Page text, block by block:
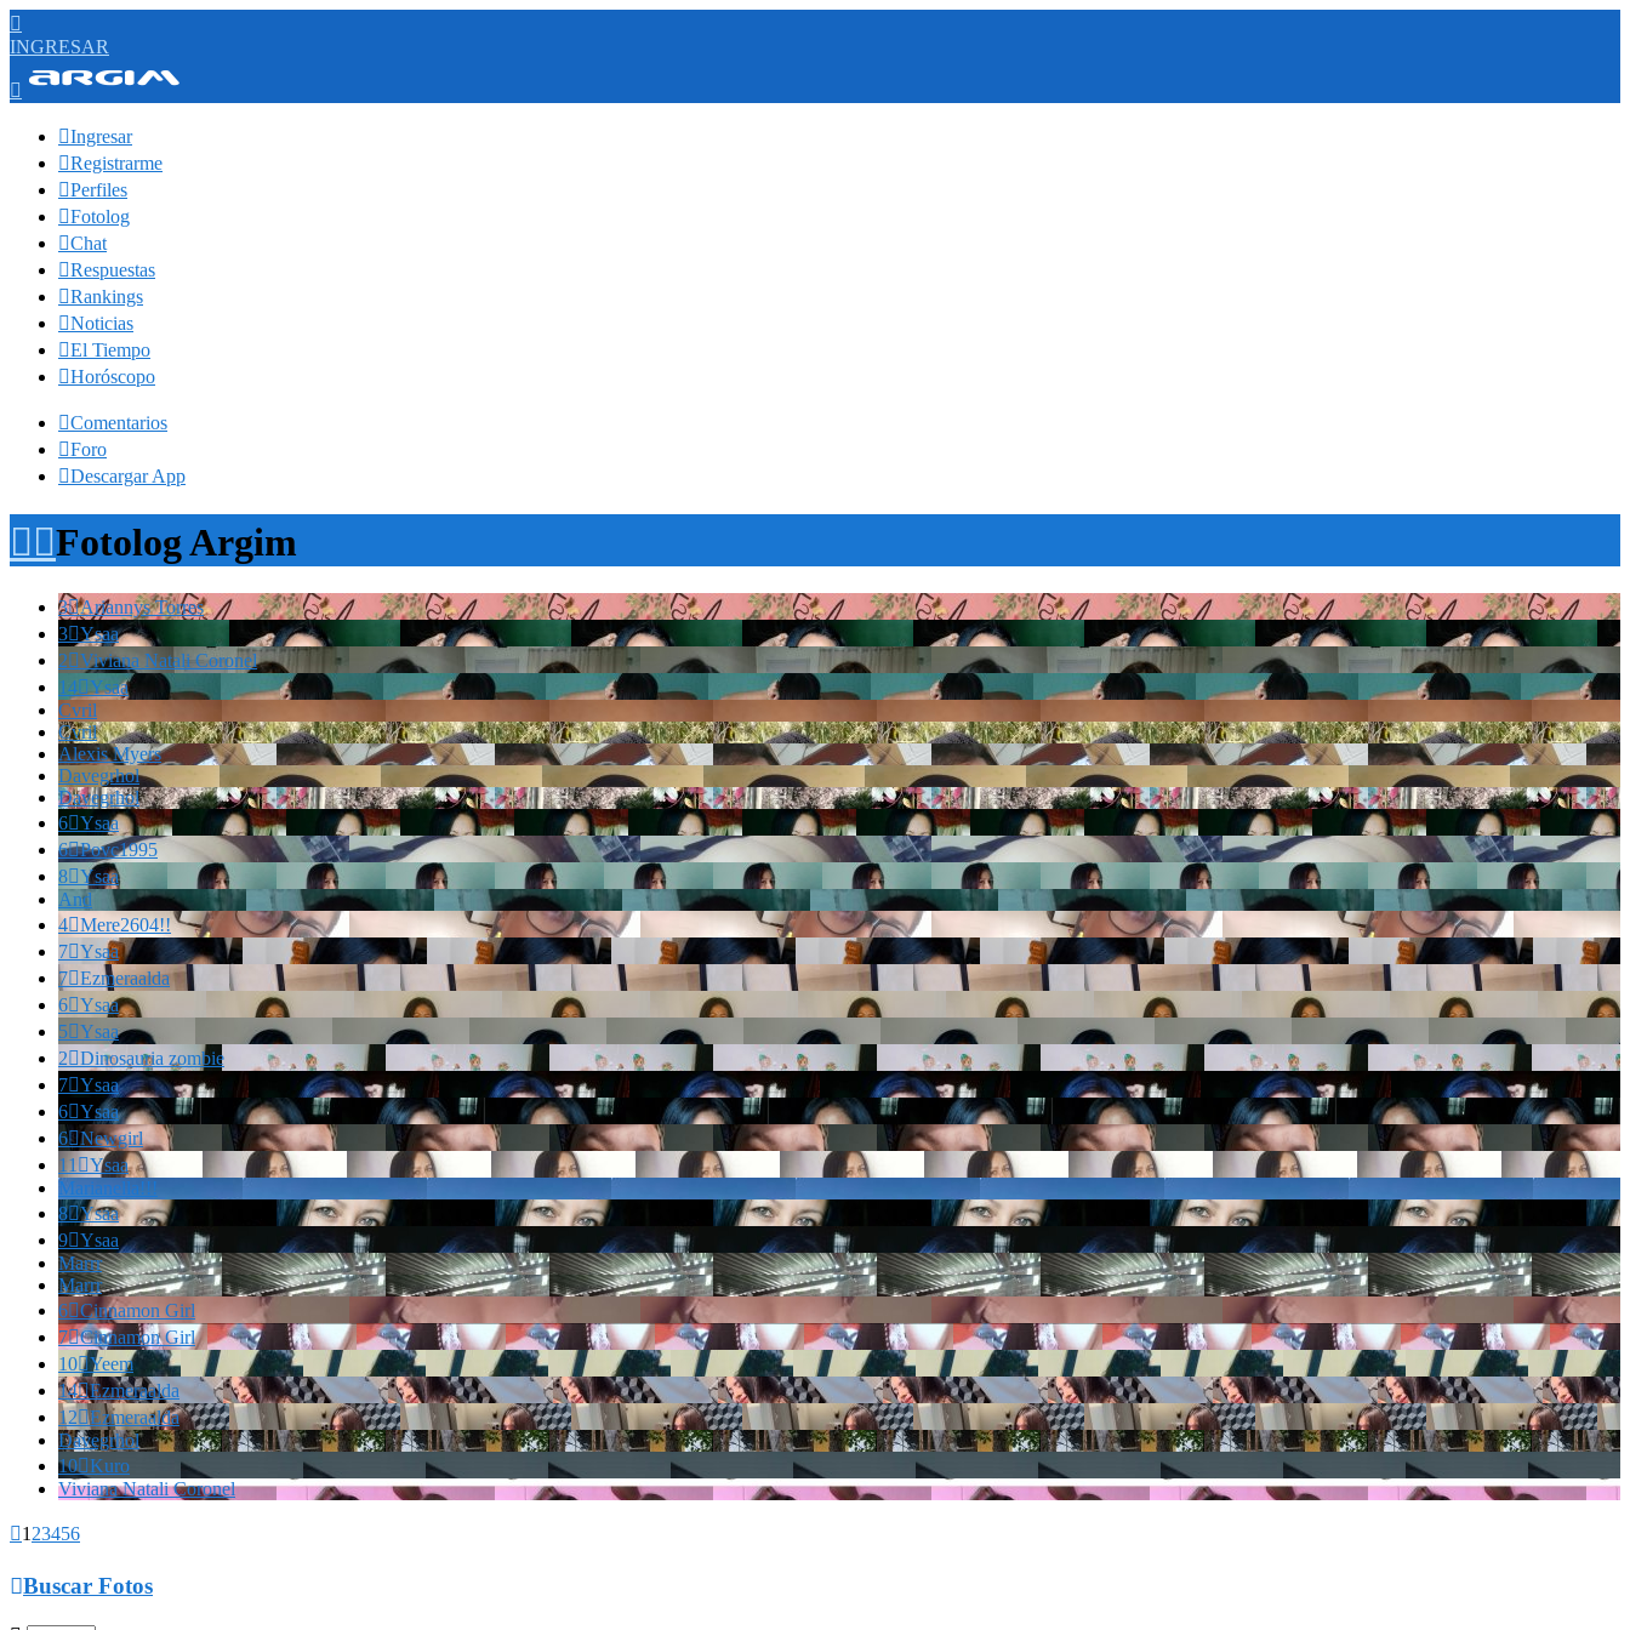

INGRESAR

Ingresar
Registrarme
Perfiles
Fotolog
Chat
Respuestas
Rankings
Noticias
El Tiempo
Horóscopo
Comentarios
Foro
Descargar App
Fotolog Argim
3Ariannys Torres
3Ysaa
2Viviana Natali Coronel
14Ysaa
Cvril
Cvril
Alexis Myers
Davegrhol
Davegrhol
6Ysaa
6Povc1995
8Ysaa
And
4Mere2604!!
7Ysaa
7Ezmeraalda
6Ysaa
5Ysaa
2Dinosauria zombie
7Ysaa
6Ysaa
6Newgirl
11 Ysaa
Marianella!!!
8Ysaa
9Ysaa
Marrr
Marrr
6Cinnamon Girl
7Cinnamon Girl
10Yeem
14Ezmeraalda
12Ezmeraalda
Davegrhol
10Kuro
Viviana Natali Coronel
1 23456
Buscar Fotos